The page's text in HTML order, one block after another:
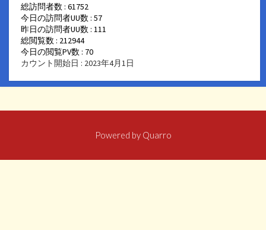
総訪問者数 : 61752
今日の訪問者UU数 : 57
昨日の訪問者UU数 : 111
総閲覧数 : 212944
今日の閲覧PV数 : 70
カウント開始日 : 2023年4月1日
Powered by Quarro